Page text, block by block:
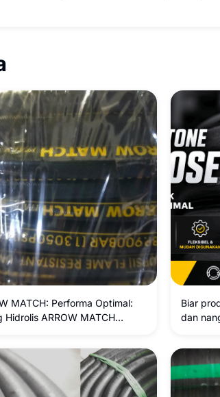
MATCH: Performa Optimal:
Hidrolis ARROW MATCH
Biar
dan
dibuat
kunci
enak